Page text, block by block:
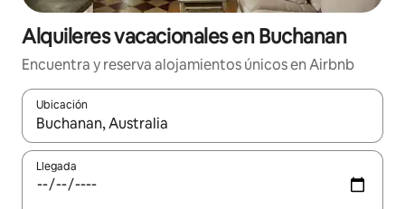
Alquileres vacacionales en Buchanan
Encuentra y reserva alojamientos únicos en Airbnb
Ubicación
Cuando los resultados estén disponibles, navega con las
Llegada